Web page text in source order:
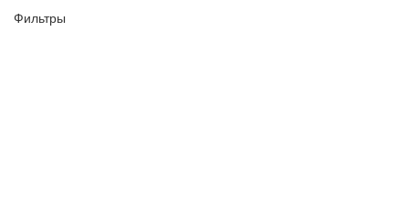
Фильтры